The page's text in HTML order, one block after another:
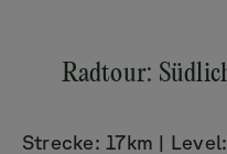
Radtour:
Strecke: 17km |